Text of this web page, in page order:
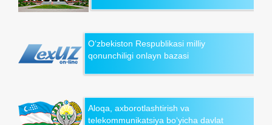
O‘zbekiston Respublikasi milliy
qonunchiligi onlayn bazasi
Aloqa, axborotlashtirish va
telekommunikatsiya bo‘yicha davlat